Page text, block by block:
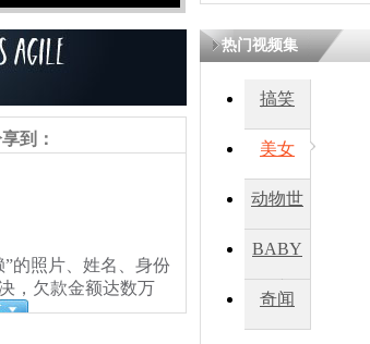
到：
的照片、姓名、身份
，欠款金额达数万
热门视频集
搞笑
美女
动物世
BABY
秀
奇闻